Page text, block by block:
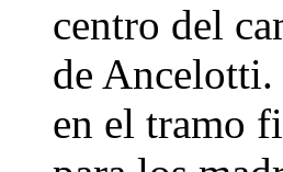
centro del
de
en el tramo